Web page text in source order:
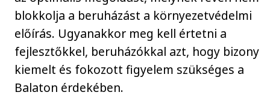
blokkolja a beruházást a környezetvédelmi
előírás. Ugyanakkor meg kell értetni a
fejlesztőkkel, beruházókkal azt, hogy bizony
kiemelt és fokozott figyelem szükséges a
Balaton érdekében.